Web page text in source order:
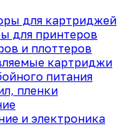
для картриджей
для принтеров
и плоттеров
картриджи
питания
пленки
и электроника